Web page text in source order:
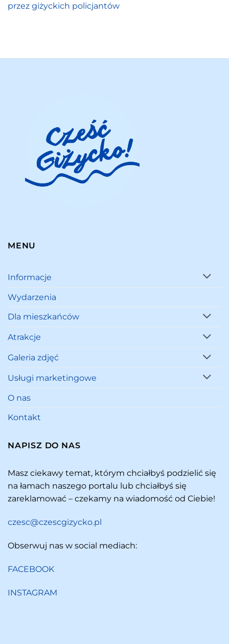
przez giżyckich policjantów
MENU
Informacje
Wydarzenia
Dla mieszkańców
Atrakcje
Galeria zdjęć
Usługi marketingowe
O nas
Kontakt
NAPISZ DO NAS
Masz ciekawy temat, którym chciałbyś podzielić się
na łamach naszego portalu lub chciałbyś się
zareklamować – czekamy na wiadomość od Ciebie!
czesc@czescgizycko.pl
Obserwuj nas w social mediach:
FACEBOOK
INSTAGRAM